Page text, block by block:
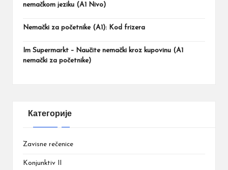
nemačkom jeziku (A1 Nivo)
Nemački za početnike (A1): Kod frizera
Im Supermarkt – Naučite nemački kroz kupovinu (A1
nemački za početnike)
Категорије
Zavisne rečenice
Konjunktiv II